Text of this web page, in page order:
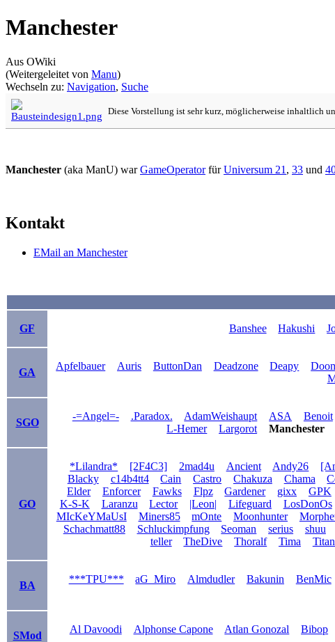
Manchester
Aus OWiki
(Weitergeleitet von Manu)
Wechseln zu: Navigation, Suche
Diese Vorstellung ist sehr kurz, möglicherweise inhaltlich
Manchester (aka ManU) warGameOperatorfürUniversum 21 , 33 und
Kontakt
EMail an Manchester
GF Banshee Hakushi
GA
Apfelbauer Auris ButtonDan Deadzone Deapy
SGO
-=Angel=- .Paradox. AdamWeishaupt ASA Benoit
L-Hemer
Largorot Manchester
GO
*Lilandra* [2F4C3] 2mad4u Ancient Andy26
Blacky
c14b4tt4 Cain Castro Chakuza Chama
Elder
Enforcer Fawks Flpz Gardener gixx GPK
K-S-K
Laranzu Lector |Leon| Lifeguard LosDonOs
MIcKeYMaUsI
Miners85 mOnte Moonhunter
Schachmatt88
Schluckimpfung Seoman serius shuu
teller
TheDive Thoralf Tima
BA
***TPU*** aG_Miro Almdudler Bakunin BenMic
SMod
Al Davoodi Alphonse Capone Atlan Gonozal Bibop